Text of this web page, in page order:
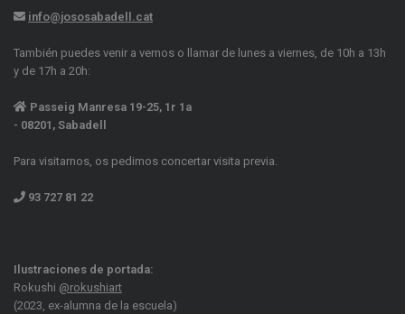
info@jososabadell.cat
También puedes venir a vernos o llamar de lunes a viernes, de 10h a 13h
y de 17h a 20h:
Passeig Manresa 19-25, 1r 1a
- 08201, Sabadell
Para visitarnos, os pedimos concertar visita previa.
93 727 81 22
Ilustraciones de portada:
Rokushi @rokushiart
(2023, ex-alumna de la escuela)